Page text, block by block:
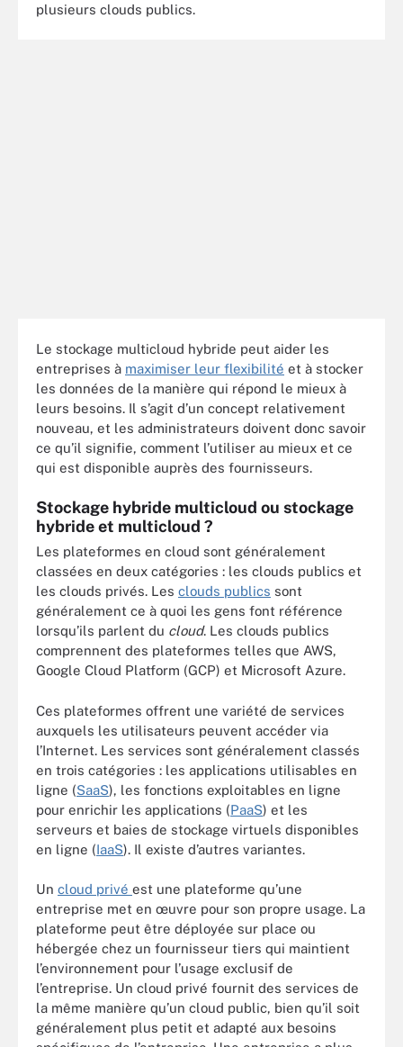
plusieurs clouds publics.
Le stockage multicloud hybride peut aider les
entreprises à maximiser leur flexibilité et à stocker
les données de la manière qui répond le mieux à
leurs besoins. Il s’agit d’un concept relativement
nouveau, et les administrateurs doivent donc savoir
ce qu’il signifie, comment l’utiliser au mieux et ce
qui est disponible auprès des fournisseurs.
Stockage hybride multicloud ou stockage
hybride et multicloud ?
Les plateformes en cloud sont généralement
classées en deux catégories : les clouds publics et
les clouds privés. Les clouds publics sont
généralement ce à quoi les gens font référence
lorsqu’ils parlent du cloud. Les clouds publics
comprennent des plateformes telles que AWS,
Google Cloud Platform (GCP) et Microsoft Azure.
Ces plateformes offrent une variété de services
auxquels les utilisateurs peuvent accéder via
l’Internet. Les services sont généralement classés
en trois catégories : les applications utilisables en
ligne (SaaS), les fonctions exploitables en ligne
pour enrichir les applications (PaaS) et les
serveurs et baies de stockage virtuels disponibles
en ligne (IaaS). Il existe d’autres variantes.
Un cloud privé est une plateforme qu’une
entreprise met en œuvre pour son propre usage. La
plateforme peut être déployée sur place ou
hébergée chez un fournisseur tiers qui maintient
l’environnement pour l’usage exclusif de
l’entreprise. Un cloud privé fournit des services de
la même manière qu’un cloud public, bien qu’il soit
généralement plus petit et adapté aux besoins